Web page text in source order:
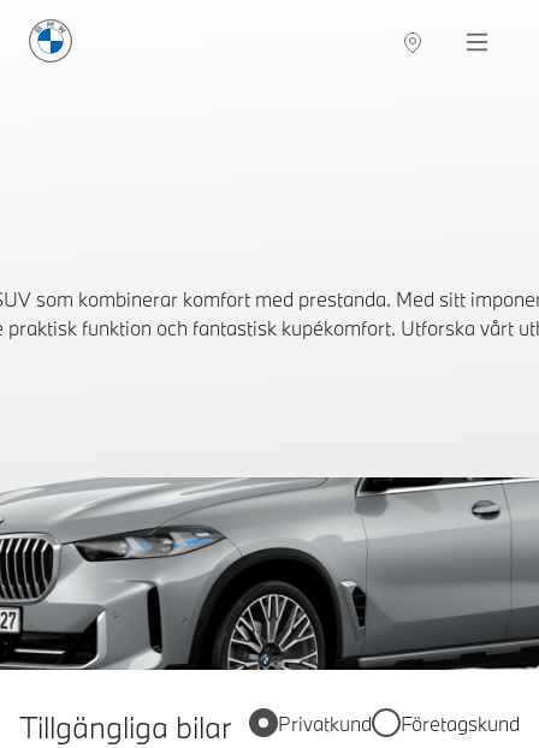
BMW Sverige Navigation
som kombinerar komfort med prestanda. Med sitt
funktion och fantastisk kupékomfort. Utforska vårt
Tillgängliga bilar Privatkund Företagskund